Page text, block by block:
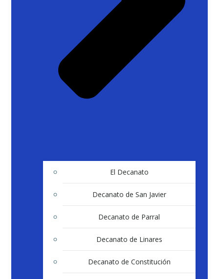
El Decanato
Decanato de San Javier
Decanato de Parral
Decanato de Linares
Decanato de Constitución